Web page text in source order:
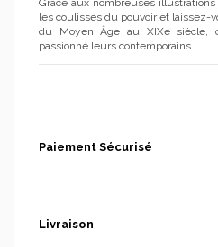
Grâce aux nombreuses
les coulisses du pouvoir et laissez-
du Moyen Âge au XIXe siècle,
passionné leurs contemporains…
Paiement Sécurisé
Livraison